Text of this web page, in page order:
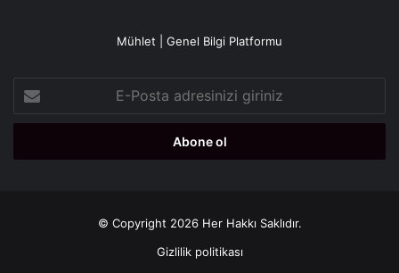
Mühlet | Genel Bilgi Platformu
Posta
adresinizi
© Copyright 2026 Her Hakkı Saklıdır.
Gizlilik politikası